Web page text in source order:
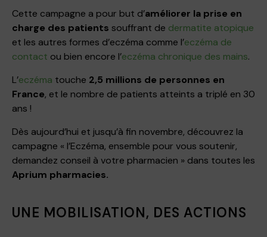
Cette campagne a pour but d’améliorer la prise en
charge des patients souffrant de dermatite atopique
et les autres formes d’eczéma comme l’eczéma de
contact ou bien encore l’eczéma chronique des mains.
L’eczéma touche 2,5 millions de personnes en
France, et le nombre de patients atteints a triplé en 30
ans !
Dès aujourd’hui et jusqu’à fin novembre, découvrez la
campagne « l’Eczéma, ensemble pour vous soutenir,
demandez conseil à votre pharmacien » dans toutes les
Aprium pharmacies.
UNE MOBILISATION, DES ACTIONS